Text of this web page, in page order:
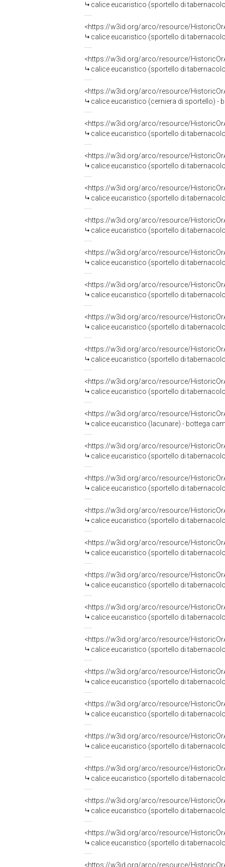
calice eucaristico (sportello di
<https://w3id.org/arco/resource/
calice eucaristico (sportello di
<https://w3id.org/arco/resource/
calice eucaristico (sportello di
<https://w3id.org/arco/resource/
calice eucaristico (cerniera di sportello) -
<https://w3id.org/arco/resource/
calice eucaristico (sportello di
<https://w3id.org/arco/resource/
calice eucaristico (sportello di
<https://w3id.org/arco/resource/
calice eucaristico (sportello di
<https://w3id.org/arco/resource/
calice eucaristico (sportello di
<https://w3id.org/arco/resource/
calice eucaristico (sportello di
<https://w3id.org/arco/resource/
calice eucaristico (sportello di
<https://w3id.org/arco/resource/
calice eucaristico (sportello di
<https://w3id.org/arco/resource/
calice eucaristico (sportello di
<https://w3id.org/arco/resource/
calice eucaristico (sportello di
<https://w3id.org/arco/resource/
calice eucaristico (lacunare) - bottega
<https://w3id.org/arco/resource/
calice eucaristico (sportello di
<https://w3id.org/arco/resource/
calice eucaristico (sportello di
<https://w3id.org/arco/resource/
calice eucaristico (sportello di
<https://w3id.org/arco/resource/
calice eucaristico (sportello di
<https://w3id.org/arco/resource/
calice eucaristico (sportello di
<https://w3id.org/arco/resource/
calice eucaristico (sportello di
<https://w3id.org/arco/resource/
calice eucaristico (sportello di
<https://w3id.org/arco/resource/
calice eucaristico (sportello di
<https://w3id.org/arco/resource/
calice eucaristico (sportello di
<https://w3id.org/arco/resource/
calice eucaristico (sportello di
<https://w3id.org/arco/resource/
calice eucaristico (sportello di
<https://w3id.org/arco/resource/
calice eucaristico (sportello di
<https://w3id.org/arco/resource/
calice eucaristico (sportello di
<https://w3id.org/arco/resource/